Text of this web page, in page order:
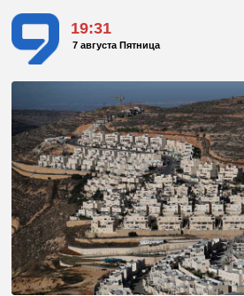
19:31
7 августа Пятница